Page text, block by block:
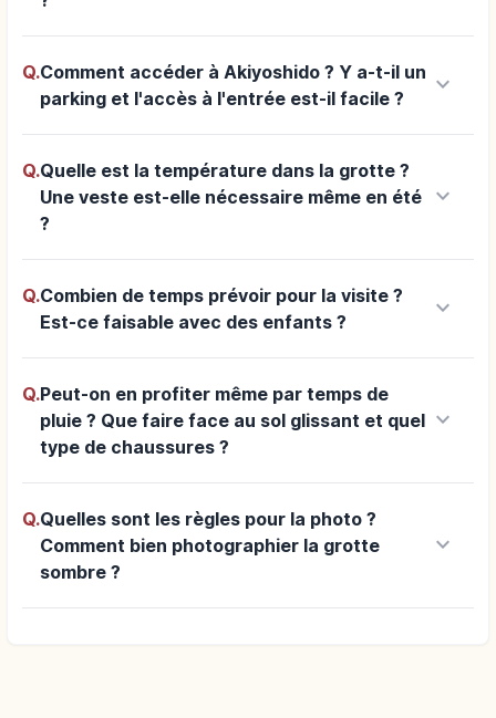
Q.Comment accéder à Akiyoshido ? Y a-t-il un
parking et l'accès à l'entrée est-il facile ?
keyboard_arrow_down
Q.Quelle est la température dans la grotte ?
Une veste est-elle nécessaire même en été
?
keyboard_arrow_down
Q.Combien de temps prévoir pour la visite ?
Est-ce faisable avec des enfants ?
keyboard_arrow_down
Q.Peut-on en profiter même par temps de
pluie ? Que faire face au sol glissant et quel
type de chaussures ?
keyboard_arrow_down
Q.Quelles sont les règles pour la photo ?
Comment bien photographier la grotte
sombre ?
keyboard_arrow_down